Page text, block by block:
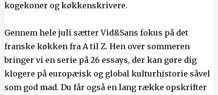
kogekoner og køkkenskrivere.
Gennem hele juli sætter Vid&Sans fokus på det
franske køkken fra A til Z. Hen over sommeren
bringer vi en serie på 26 essays, der kan gøre dig
klogere på europæisk og global kulturhistorie såvel
som god mad. Du får også en lang række opskrifter